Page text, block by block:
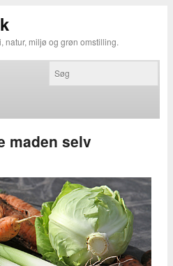
natur, miljø og grøn omstilling.
maden selv